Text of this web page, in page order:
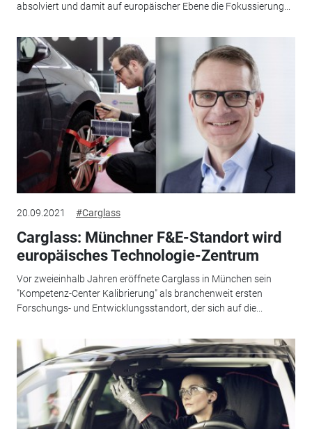
absolviert und damit auf europäischer Ebene die Fokussierung...
20.09.2021 #Carglass
Carglass: Münchner F&E-Standort wird
europäisches Technologie-Zentrum
Vor zweieinhalb Jahren eröffnete Carglass in München sein
"Kompetenz-Center Kalibrierung" als branchenweit ersten
Forschungs- und Entwicklungsstandort, der sich auf die...